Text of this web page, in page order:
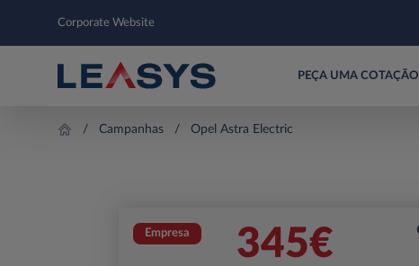
Corporate Website
PEÇA UMA COTAÇÃO
Campanhas Opel Astra Electric
Empresa 345€